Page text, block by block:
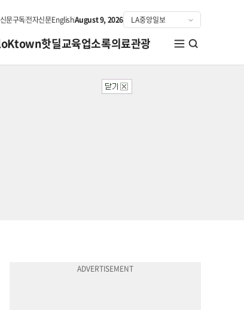
신문구독전자신문EnglishAugust 9, 2026
핫딜교육업소록의료관광